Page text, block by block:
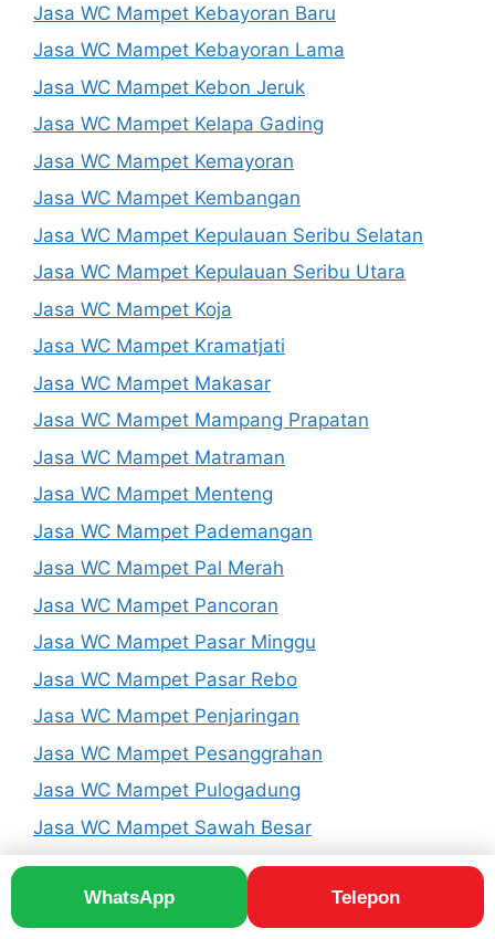
WhatsApp Telepon
Jasa WC Mampet Kebayoran Baru
Jasa WC Mampet Kebayoran Lama
Jasa WC Mampet Kebon Jeruk
Jasa WC Mampet Kelapa Gading
Jasa WC Mampet Kemayoran
Jasa WC Mampet Kembangan
Jasa WC Mampet Kepulauan Seribu Selatan
Jasa WC Mampet Kepulauan Seribu Utara
Jasa WC Mampet Koja
Jasa WC Mampet Kramatjati
Jasa WC Mampet Makasar
Jasa WC Mampet Mampang Prapatan
Jasa WC Mampet Matraman
Jasa WC Mampet Menteng
Jasa WC Mampet Pademangan
Jasa WC Mampet Pal Merah
Jasa WC Mampet Pancoran
Jasa WC Mampet Pasar Minggu
Jasa WC Mampet Pasar Rebo
Jasa WC Mampet Penjaringan
Jasa WC Mampet Pesanggrahan
Jasa WC Mampet Pulogadung
Jasa WC Mampet Sawah Besar
Jasa WC Mampet Senen
Jasa WC Mampet Setiabudi